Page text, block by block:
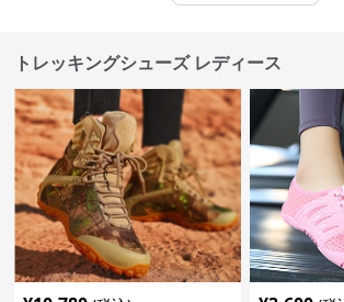
トレッキングシューズ レディース